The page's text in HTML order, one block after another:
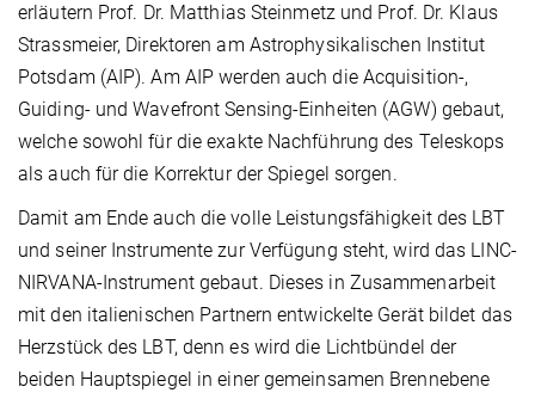
erläutern Prof. Dr. Matthias Steinmetz und Prof. Dr. Klaus
Strassmeier, Direktoren am Astrophysikalischen Institut
Potsdam (AIP). Am AIP werden auch die Acquisition-,
Guiding- und Wavefront Sensing-Einheiten (AGW) gebaut,
welche sowohl für die exakte Nachführung des Teleskops
als auch für die Korrektur der Spiegel sorgen.
Damit am Ende auch die volle Leistungsfähigkeit des LBT
und seiner Instrumente zur Verfügung steht, wird das LINC-
NIRVANA-Instrument gebaut. Dieses in Zusammenarbeit
mit den italienischen Partnern entwickelte Gerät bildet das
Herzstück des LBT, denn es wird die Lichtbündel der
beiden Hauptspiegel in einer gemeinsamen Brennebene